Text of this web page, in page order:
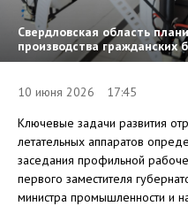
Свердловская область
производства гражданских
10 июня 2026 17:45
Ключевые задачи развития
летательных аппаратов
заседания профильной
первого заместителя
министра промышленности и